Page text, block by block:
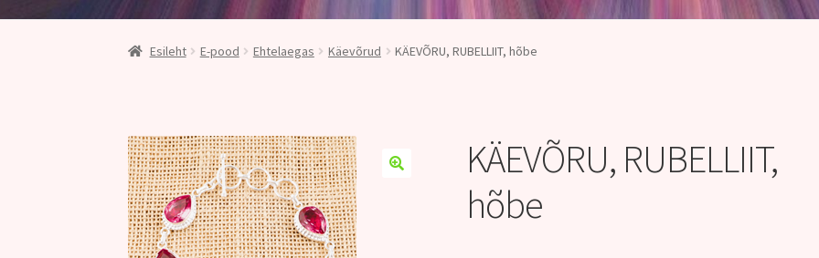
Esileht E-pood Ehtelaegas Käevõrud KÄEVÕRU, RUBELLIIT, hõbe
KÄEVÕRU, RUBELLIIT,
hõbe